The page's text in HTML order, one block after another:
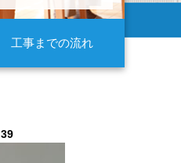
工事までの流れ
39